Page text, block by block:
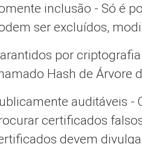
inclusão - Só é
ser excluídos,
por
Hash de Árvore
auditáveis -
certificados
devem